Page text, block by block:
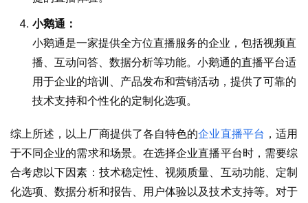
小鹅通：
小鹅通是一家提供全方位直播服务的企业，包括视频直
播、互动问答、数据分析等功能。小鹅通的直播平台适
用于企业的培训、产品发布和营销活动，提供了可靠的
技术支持和个性化的定制化选项。
综上所述，以上厂商提供了各自特色的企业直播平台 ，适用
于不同企业的需求和场景。在选择企业直播平台时，需要综
合考虑以下因素：技术稳定性、视频质量、互动功能、定制
化选项、数据分析和报告、用户体验以及技术支持等。对于